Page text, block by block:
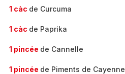
1 càc de Curcuma
1 càc de Paprika
1 pincée de Cannelle
1 pincée de Piments de Cayenne